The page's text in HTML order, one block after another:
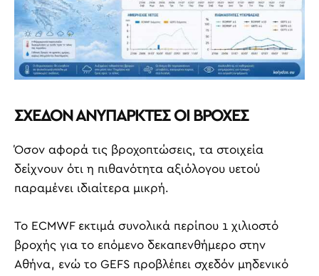
ΣΧΕΔΟΝ ΑΝΥΠΑΡΚΤΕΣ ΟΙ ΒΡΟΧΕΣ
Όσον αφορά τις βροχοπτώσεις, τα στοιχεία
δείχνουν ότι η πιθανότητα αξιόλογου υετού
παραμένει ιδιαίτερα μικρή.
Το ECMWF εκτιμά συνολικά περίπου 1 χιλιοστό
βροχής για το επόμενο δεκαπενθήμερο στην
Αθήνα, ενώ το GEFS προβλέπει σχεδόν μηδενικό